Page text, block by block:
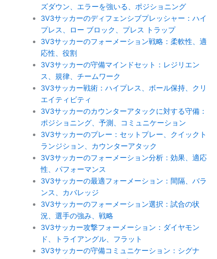
ズダウン、エラーを強いる、ポジショニング
3V3サッカーのディフェンシブプレッシャー：ハイ
プレス、ロー ブロック、プレス トラップ
3V3サッカーのフォーメーション戦略：柔軟性、適
応性、役割
3V3サッカーの守備マインドセット：レジリエン
ス、規律、チームワーク
3V3サッカー戦術：ハイプレス、ボール保持、クリ
エイティビティ
3V3サッカーのカウンターアタックに対する守備：
ポジショニング、予測、コミュニケーション
3V3サッカーのプレー：セットプレー、クイックト
ランジション、カウンターアタック
3V3サッカーのフォーメーション分析：効果、適応
性、パフォーマンス
3V3サッカーの最適フォーメーション：間隔、バラ
ンス、カバレッジ
3V3サッカーのフォーメーション選択：試合の状
況、選手の強み、戦略
3V3サッカー攻撃フォーメーション：ダイヤモン
ド、トライアングル、フラット
3V3サッカーの守備コミュニケーション：シグナ